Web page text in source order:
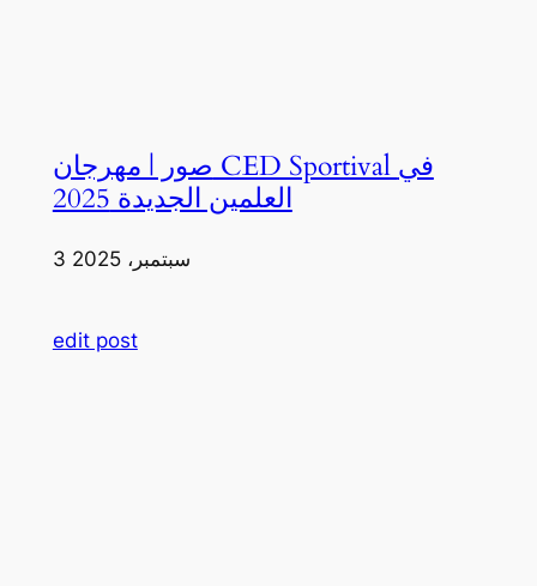
صور | مهرجان CED Sportival في
العلمين الجديدة 2025
3 سبتمبر، 2025
edit post